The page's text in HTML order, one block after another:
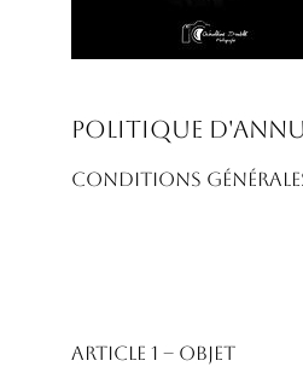
Politique
CONDITIONS
ARTICLE 1 – OBJET